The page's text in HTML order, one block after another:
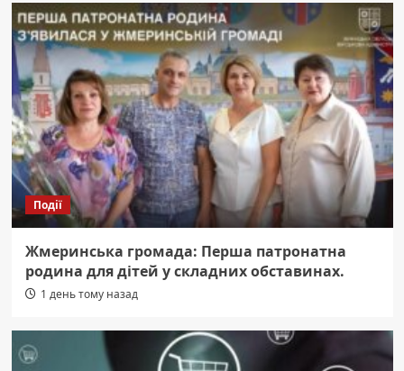
Події
Жмеринська громада: Перша патронатна
родина для дітей у складних обставинах.
1 день тому назад